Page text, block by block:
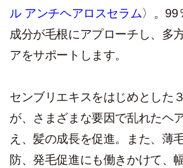
ル アンチヘアロスセラム〉。99
成分が毛根にアプローチし、多
アをサポートします。
センブリエキスをはじめとした
が、さまざまな要因で乱れたヘ
え、髪の成長を促進。また、薄
防、発毛促進にも働きかけて、